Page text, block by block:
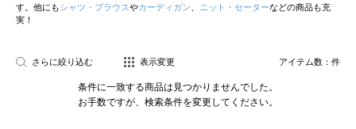
す。他にもシャツ・ブラウスやカーディガン ニット・セーターなどの商品も充
実！
さらに絞り込む 表示変更 アイテム数： 件
条件に一致する商品は見つかりませんでした。
お手数ですが、検索条件を変更してください。